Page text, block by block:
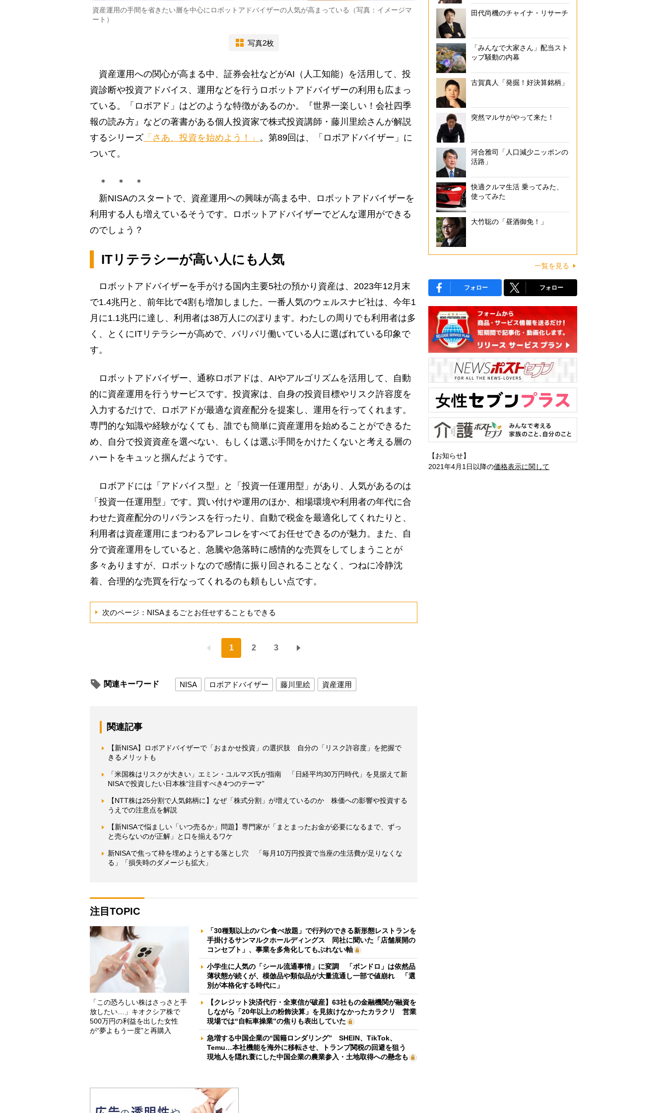
資産運用の手間を省きたい層を中心にロボットアドバイザーの人気が高まっている（写真：イメージマ
ート）
写真2枚
資産運用への関心が高まる中、証券会社などがAI（人工知能）を活用して、投
資診断や投資アドバイス、運用などを行うロボットアドバイザーの利用も広まっ
ている。「ロボアド」はどのような特徴があるのか。『世界一楽しい！会社四季
報の読み方』などの著書がある個人投資家で株式投資講師・藤川里絵さんが解説
するシリーズ 「さあ、投資を始めよう！」 。第89回は、「ロボアドバイザー」に
ついて。
＊ ＊ ＊
新NISAのスタートで、資産運用への興味が高まる中、ロボットアドバイザーを
利用する人も増えているそうです。ロボットアドバイザーでどんな運用ができる
のでしょう？
ITリテラシーが高い人にも人気
ロボットアドバイザーを手がける国内主要5社の預かり資産は、2023年12月末
で1.4兆円と、前年比で4割も増加しました。一番人気のウェルスナビ社は、今年1
月に1.1兆円に達し、利用者は38万人にのぼります。わたしの周りでも利用者は多
く、とくにITリテラシーが高めで、バリバリ働いている人に選ばれている印象で
す。
ロボットアドバイザー、通称ロボアドは、AIやアルゴリズムを活用して、自動
的に資産運用を行うサービスです。投資家は、自身の投資目標やリスク許容度を
入力するだけで、ロボアドが最適な資産配分を提案し、運用を行ってくれます。
専門的な知識や経験がなくても、誰でも簡単に資産運用を始めることができるた
め、自分で投資資産を選べない、もしくは選ぶ手間をかけたくないと考える層の
ハートをキュッと掴んだようです。
ロボアドには「アドバイス型」と「投資一任運用型」があり、人気があるのは
「投資一任運用型」です。買い付けや運用のほか、相場環境や利用者の年代に合
わせた資産配分のリバランスを行ったり、自動で税金を最適化してくれたりと、
利用者は資産運用にまつわるアレコレをすべてお任せできるのが魅力。また、自
分で資産運用をしていると、急騰や急落時に感情的な売買をしてしまうことが
多々ありますが、ロボットなので感情に振り回されることなく、つねに冷静沈
着、合理的な売買を行なってくれるのも頼もしい点です。
次のページ：NISAまるごとお任せすることもできる
1 2 3
関連キーワード NISA ロボアドバイザー 藤川里絵 資産運用
関連記事
【新NISA】ロボアドバイザーで「おまかせ投資」の選択肢 自分の「リスク許容度」を把握で
きるメリットも
「米国株はリスクが大きい」エミン・ユルマズ氏が指南 「日経平均30万円時代」を見据えて新
NISAで投資したい日本株“注目すべき4つのテーマ”
【NTT株は25分割で人気銘柄に】なぜ「株式分割」が増えているのか 株価への影響や投資する
うえでの注意点を解説
【新NISAで悩ましい「いつ売るか」問題】専門家が「まとまったお金が必要になるまで、ずっ
と売らないのが正解」と口を揃えるワケ
新NISAで焦って枠を埋めようとする落とし穴 「毎月10万円投資で当座の生活費が足りなくな
る」「損失時のダメージも拡大」
注目TOPIC
「この恐ろしい株はさっさと手
放したい…」キオクシア株で
500万円の利益を出した女性
が“夢よもう一度”と再購入
「30種類以上のパン食べ放題」で行列のできる新形態レストランを
手掛けるサンマルクホールディングス 同社に聞いた「店舗展開の
コンセプト」、事業を多角化してもぶれない軸
小学生に人気の「シール流通事情」に変調 「ボンドロ」は依然品
薄状態が続くが、模倣品や類似品が大量流通し一部で値崩れ 「選
別が本格化する時代に」
【クレジット決済代行・全東信が破産】63社もの金融機関が融資を
しながら「20年以上の粉飾決算」を見抜けなかったカラクリ 営業
現場では“自転車操業”の焦りも表出していた
急増する中国企業の“国籍ロンダリング” SHEIN、TikTok、
Temu…本社機能を海外に移転させ、トランプ関税の回避を狙う
現地人を隠れ蓑にした中国企業の農業参入・土地取得への懸念も
田代尚機のチャイナ・リサーチ
「みんなで大家さん」配当スト
ップ騒動の内幕
古賀真人「発掘！好決算銘柄」
突然マルサがやって来た！
河合雅司「人口減少ニッポンの
活路」
快適クルマ生活 乗ってみた、
使ってみた
大竹聡の「昼酒御免！」
一覧を見る
フォロー フォロー
【お知らせ】
2021年4月1日以降の価格表示に関して